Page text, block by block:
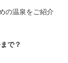
の温泉をご紹介
で？